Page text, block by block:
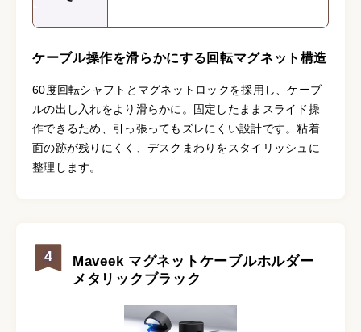
ケーブル操作を滑らかにする回転マグネット構造
60度回転シャフトとマグネットロックを採用し、ケーブ
ルの出し入れをより滑らかに。固定したままスライド操
作できるため、引っ張ってもズレにくい設計です。粘着
面の跡が残りにくく、デスクまわりをスタイリッシュに
整理します。
4
Maveek マグネットケーブルホルダー
メタリックブラック